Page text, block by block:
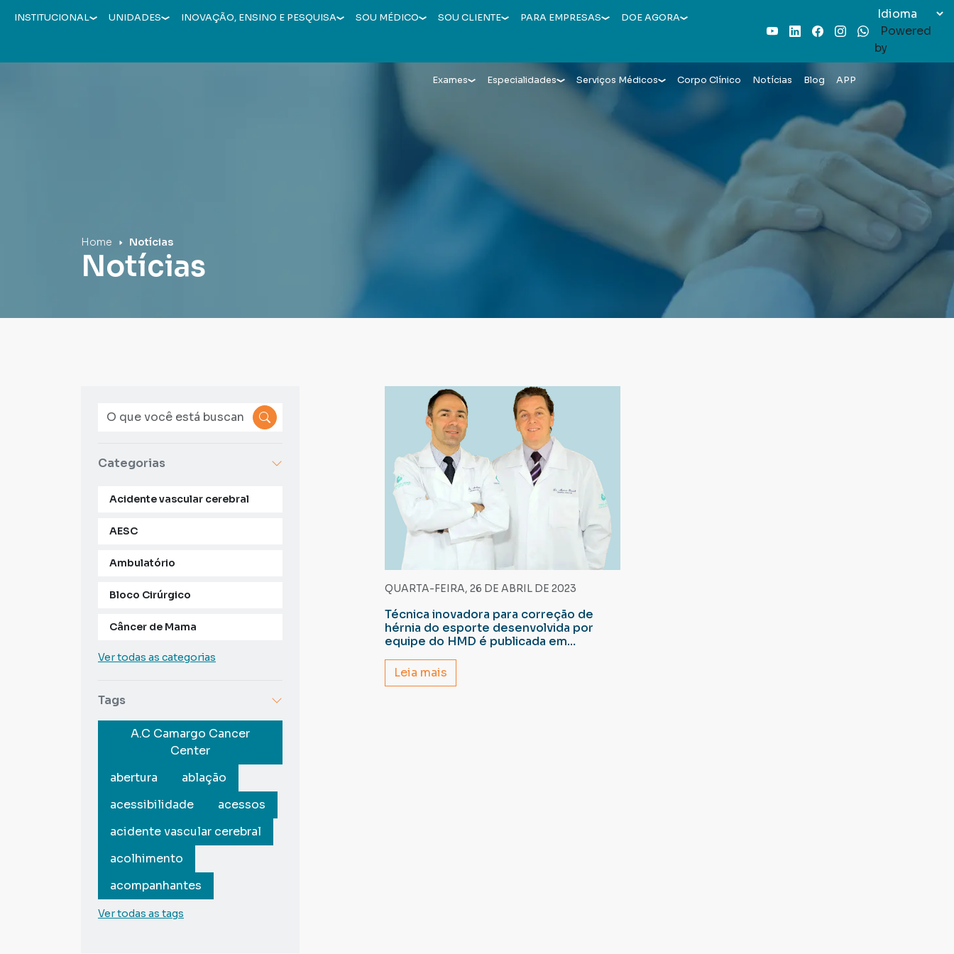
INSTITUCIONAL UNIDADES INOVAÇÃO, ENSINO E PESQUISA SOU MÉDICO SOU CLIENTE PARA EMPRESAS
DOE AGORA
YoutubeLinkedInFacebook
InstagramWhatsAppPowered
by
Exames Especialidades Serviços Médicos Corpo Clínico Notícias Blog APP
Home Notícias
Notícias
Categorias
Acidente vascular cerebral
AESC
Ambulatório
Bloco Cirúrgico
Câncer de Mama
Ver todas as categorias
Tags
A.C Camargo Cancer
Center
abertura
ablação
acessibilidade
acessos
acidente vascular cerebral
acolhimento
acompanhantes
Ver todas as tags
QUARTA-FEIRA, 26 DE ABRIL DE 2023
Técnica inovadora para correção de
hérnia do esporte desenvolvida por
equipe do HMD é publicada em
Leia mais